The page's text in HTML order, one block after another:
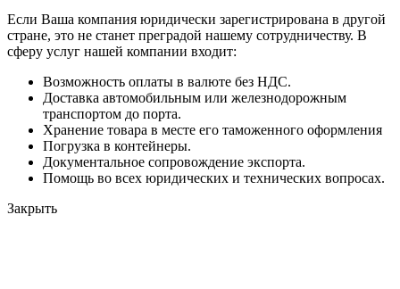
Если Ваша компания юридически зарегистрирована в другой
стране, это не станет преградой нашему сотрудничеству. В
сферу услуг нашей компании входит:
Возможность оплаты в валюте без НДС.
Доставка автомобильным или железнодорожным
транспортом до порта.
Хранение товара в месте его таможенного оформления
Погрузка в контейнеры.
Документальное сопровождение экспорта.
Помощь во всех юридических и технических вопросах.
Закрыть